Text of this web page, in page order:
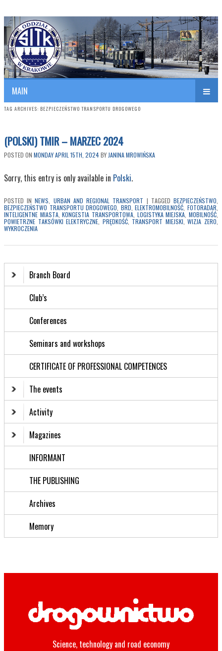
SITK RP Oddział w KRAKOWIE
Polish Association of Engineers & Technicians of Transportation
MAIN
TAG ARCHIVES: BEZPIECZEŃSTWO TRANSPORTU DROGOWEGO
(POLSKI) TMIR – MARZEC 2024
POSTED ON MONDAY APRIL 15TH, 2024BY JANINA MROWIŃSKA
Sorry, this entry is only available in Polski.
POSTED IN NEWS URBAN AND REGIONAL TRANSPORT | TAGGED BEZPIECZEŃSTWO
BEZPIECZEŃSTWO TRANSPORTU DROGOWEGO BRD ,ELEKTROMOBILNOŚĆ ,FOTORADAR
INTELIGENTNE MIASTA,KONGESTIA TRANSPORTOWA LOGISTYKA MIEJSKA ,MOBILNOŚĆ
POWIETRZNE TAKSÓWKI ELEKTRYCZNE PRĘDKOŚĆ, TRANSPORT MIEJSKI ,WIZJA ZERO
WYKROCZENIA
Branch Board
Club’s
Conferences
Seminars and workshops
CERTIFICATE OF PROFESSIONAL COMPETENCES
The events
Activity
Magazines
INFORMANT
THE PUBLISHING
Archives
Memory
Science, technology and road economy